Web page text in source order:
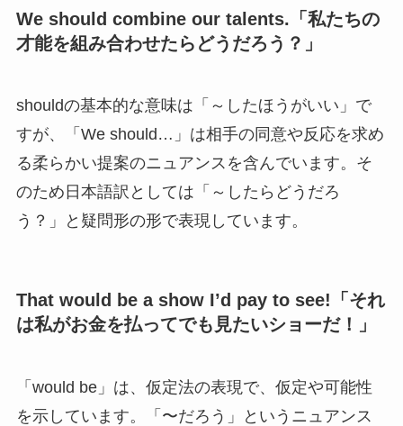
We should combine our talents.「私たちの
才能を組み合わせたらどうだろう？」
shouldの基本的な意味は「～したほうがいい」で
すが、「We should…」は相手の同意や反応を求め
る柔らかい提案のニュアンスを含んでいます。そ
のため日本語訳としては「～したらどうだろ
う？」と疑問形の形で表現しています。
That would be a show I’d pay to see!「それ
は私がお金を払ってでも見たいショーだ！」
「would be」は、仮定法の表現で、仮定や可能性
を示しています。「〜だろう」というニュアンス